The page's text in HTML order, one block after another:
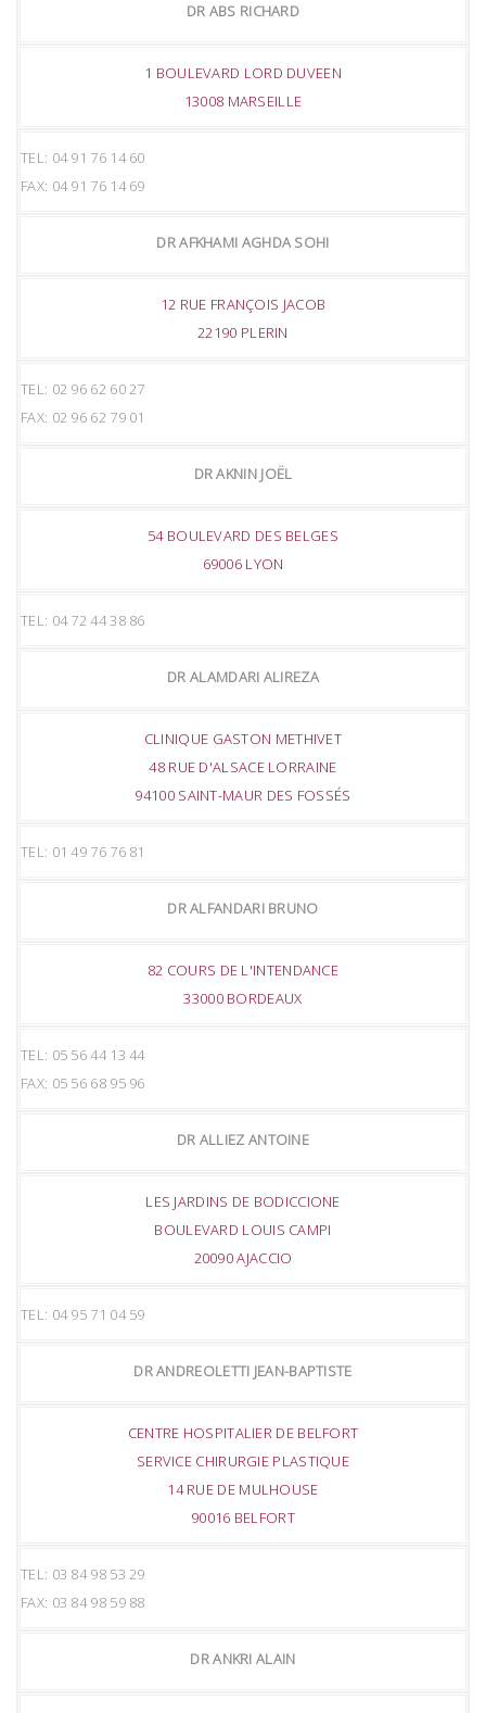
DR ABS RICHARD
1 BOULEVARD LORD DUVEEN
13008 MARSEILLE
TEL: 04 91 76 14 60
FAX: 04 91 76 14 69
DR AFKHAMI AGHDA SOHI
12 RUE FRANÇOIS JACOB
22190 PLERIN
TEL: 02 96 62 60 27
FAX: 02 96 62 79 01
DR AKNIN JOËL
54 BOULEVARD DES BELGES
69006 LYON
TEL: 04 72 44 38 86
DR ALAMDARI ALIREZA
CLINIQUE GASTON METHIVET
48 RUE D'ALSACE LORRAINE
94100 SAINT-MAUR DES FOSSÉS
TEL: 01 49 76 76 81
DR ALFANDARI BRUNO
82 COURS DE L'INTENDANCE
33000 BORDEAUX
TEL: 05 56 44 13 44
FAX: 05 56 68 95 96
DR ALLIEZ ANTOINE
LES JARDINS DE BODICCIONE
BOULEVARD LOUIS CAMPI
20090 AJACCIO
TEL: 04 95 71 04 59
DR ANDREOLETTI JEAN-BAPTISTE
CENTRE HOSPITALIER DE BELFORT
SERVICE CHIRURGIE PLASTIQUE
14 RUE DE MULHOUSE
90016 BELFORT
TEL: 03 84 98 53 29
FAX: 03 84 98 59 88
DR ANKRI ALAIN